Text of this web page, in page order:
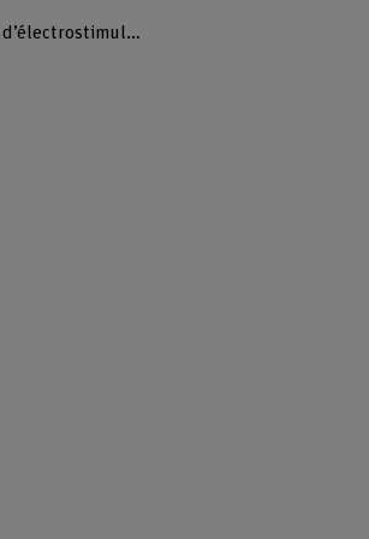
Pour une meilleure santé et mobilité: une équipe de recherche développe un système d’électrostimulation